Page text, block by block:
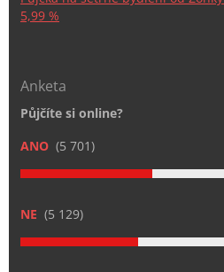
5,99 %
Anketa
Půjčíte si online?
ANO (5 701)
NE (5 129)